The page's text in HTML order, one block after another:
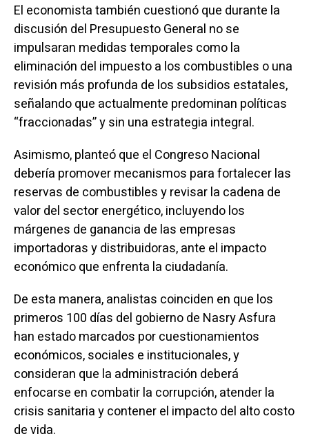
El economista también cuestionó que durante la
discusión del Presupuesto General no se
impulsaran medidas temporales como la
eliminación del impuesto a los combustibles o una
revisión más profunda de los subsidios estatales,
señalando que actualmente predominan políticas
“fraccionadas” y sin una estrategia integral.
Asimismo, planteó que el Congreso Nacional
debería promover mecanismos para fortalecer las
reservas de combustibles y revisar la cadena de
valor del sector energético, incluyendo los
márgenes de ganancia de las empresas
importadoras y distribuidoras, ante el impacto
económico que enfrenta la ciudadanía.
De esta manera, analistas coinciden en que los
primeros 100 días del gobierno de Nasry Asfura
han estado marcados por cuestionamientos
económicos, sociales e institucionales, y
consideran que la administración deberá
enfocarse en combatir la corrupción, atender la
crisis sanitaria y contener el impacto del alto costo
de vida.